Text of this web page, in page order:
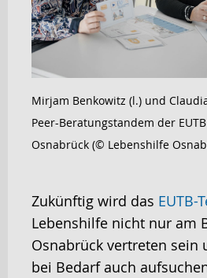
Mirjam Benkowitz (l.) und
Peer-Beratungstandem der
Osnabrück (© Lebenshilfe
Zukünftig wird das EUTB-
Lebenshilfe nicht nur am
Osnabrück vertreten sein
bei Bedarf auch